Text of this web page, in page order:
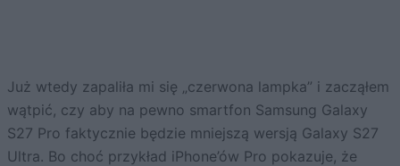
Już wtedy zapaliła mi się „czerwona lampka” i zacząłem
wątpić, czy aby na pewno smartfon Samsung Galaxy
S27 Pro faktycznie będzie mniejszą wersją Galaxy S27
Ultra. Bo choć przykład iPhone’ów Pro pokazuje, że